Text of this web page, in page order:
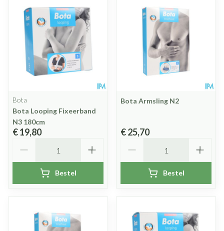
Bota
Bota Looping Fixeerband
N3 180cm
€ 19,80
Bestel
Bota Armsling N2
€ 25,70
Bestel